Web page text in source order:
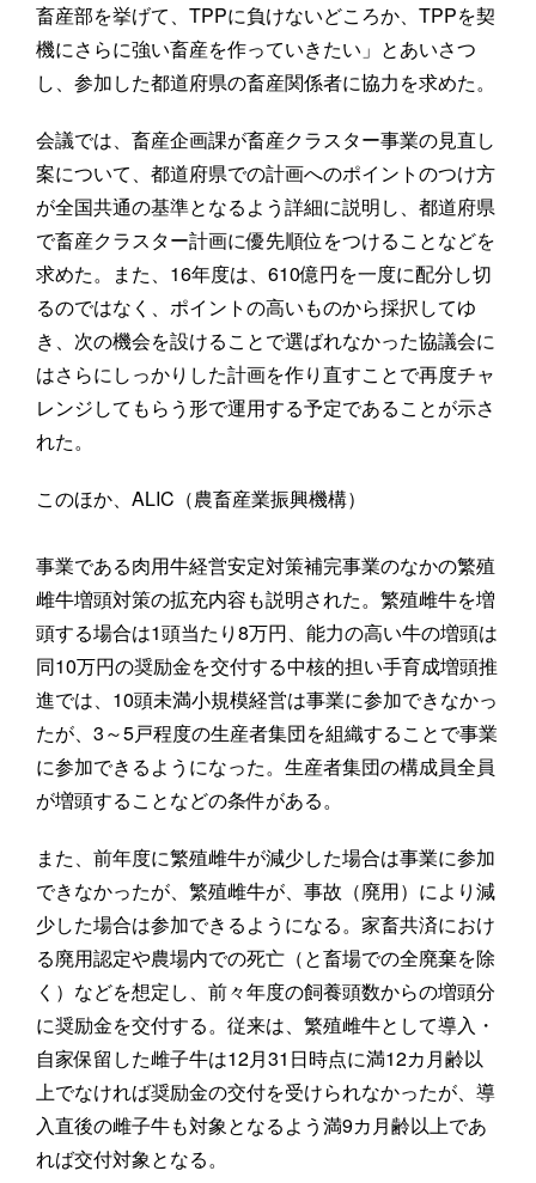
畜産部を挙げて、TPPに負けないどころか、TPPを契
機にさらに強い畜産を作っていきたい」とあいさつ
し、参加した都道府県の畜産関係者に協力を求めた。
会議では、畜産企画課が畜産クラスター事業の見直し
案について、都道府県での計画へのポイントのつけ方
が全国共通の基準となるよう詳細に説明し、都道府県
で畜産クラスター計画に優先順位をつけることなどを
求めた。また、16年度は、610億円を一度に配分し切
るのではなく、ポイントの高いものから採択してゆ
き、次の機会を設けることで選ばれなかった協議会に
はさらにしっかりした計画を作り直すことで再度チャ
レンジしてもらう形で運用する予定であることが示さ
れた。
このほか、ALIC（農畜産業振興機構）
事業である肉用牛経営安定対策補完事業のなかの繁殖
雌牛増頭対策の拡充内容も説明された。繁殖雌牛を増
頭する場合は1頭当たり8万円、能力の高い牛の増頭は
同10万円の奨励金を交付する中核的担い手育成増頭推
進では、10頭未満小規模経営は事業に参加できなかっ
たが、3～5戸程度の生産者集団を組織することで事業
に参加できるようになった。生産者集団の構成員全員
が増頭することなどの条件がある。
また、前年度に繁殖雌牛が減少した場合は事業に参加
できなかったが、繁殖雌牛が、事故（廃用）により減
少した場合は参加できるようになる。家畜共済におけ
る廃用認定や農場内での死亡（と畜場での全廃棄を除
く）などを想定し、前々年度の飼養頭数からの増頭分
に奨励金を交付する。従来は、繁殖雌牛として導入・
自家保留した雌子牛は12月31日時点に満12カ月齢以
上でなければ奨励金の交付を受けられなかったが、導
入直後の雌子牛も対象となるよう満9カ月齢以上であ
れば交付対象となる。